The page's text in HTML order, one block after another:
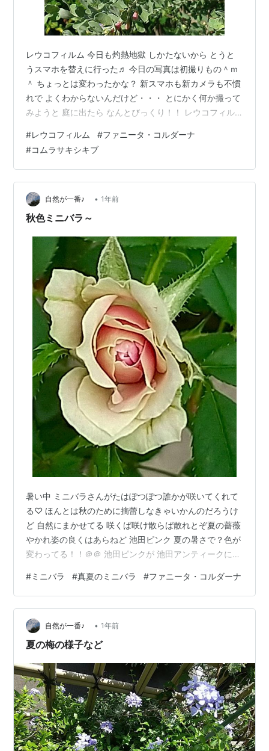
レウコフィルム 今日も灼熱地獄 しかたないから とうと
うスマホを替えに行った♬ 今日の写真は初撮りもの＾ｍ
＾ ちょっとは変わったかな？ 新スマホも新カメラも不慣
れで よくわからないんだけど・・・ とにかく何か撮って
みようと 庭に出たら なんとびっくり！！ レウコフィル
を迎えようとしてた＠＠ 2回目の満開は8月1日にほぼ散
ったのに まさか20日で又咲いてくれるとは！ それもチラ
ホラではなく けっこうな満開になりそうなたくさんの
蕾！ すごいね～✨ 花後 花柄摘みがてら 飛び出た枝を剪
定しまくったのが良かったかな＾ｍ＾ これは 覚えておか
なくっち…
#レウコフィルム #ファニータ・コルダーナ
#コムラサキシキブ
自然が一番♪ • 1年前
秋色ミニバラ～
暑い中 ミニバラさんがたはぽつぽつ誰かが咲いてくれて
る♡ ほんとは秋のために摘蕾しなきゃいかんのだろうけ
ど 自然にまかせてる 咲くば咲け散らば散れとぞ夏の薔薇
やかれ姿の良くはあらねど 池田ピンク 夏の暑さで？色が
変わってる！！＠＠ 池田ピンクが 池田アンティークにな
いピンクだったのが・・・ 7月の池田ピンク 8月もお盆を
過ぎる頃には ベビーピンクから オールドピンクになって
しまった＾ｍ＾ これはこれで渋くていいけどね＾ｍ＾ 秋
色アジサイならぬ 秋色ミニバラ♡ 池田姫 同じところで
購入したゴージャスなピンクのミニバラ 池田ピンクと同
#ミニバラ #真夏のミニバラ #ファニータ・コルダーナ
自然が一番♪ • 1年前
夏の梅の様子など